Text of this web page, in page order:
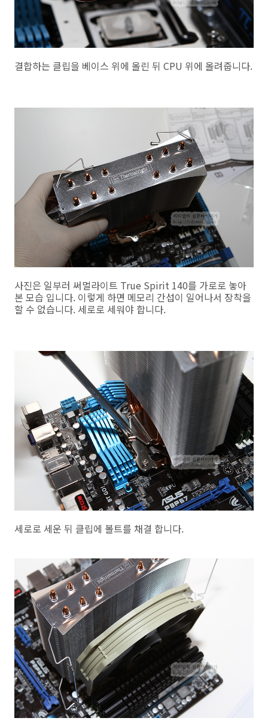
결합하는 클립을 베이스 위에 올린 뒤 CPU 위에 올려줍니다.
사진은 일부러 써멀라이트 True Spirit 140를 가로로 놓아
본 모습 입니다. 이렇게 하면 메모리 간섭이 일어나서 장착을
할 수 없습니다. 세로로 세워야 합니다.
세로로 세운 뒤 클립에 볼트를 채결 합니다.